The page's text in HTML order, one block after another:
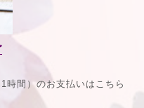
時間）のお支払いはこちら